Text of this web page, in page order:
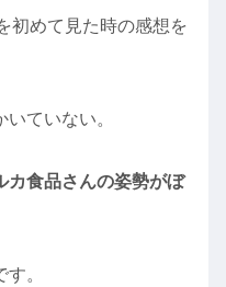
初めて見た時の感想を
ていない。
カ食品さんの姿勢がぼ
。